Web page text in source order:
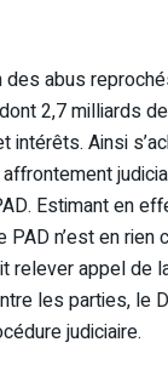
abus
2,7 milliards
Ainsi
Estimant en
n’est en
relever appel
les parties, le
judiciaire.